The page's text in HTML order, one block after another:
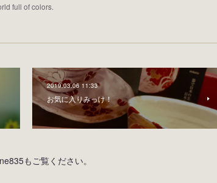
full of colors.
2019.03.06 11:33
お気に入りみっけ！
もご覧ください。